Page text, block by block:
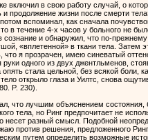
включил в свою работу случай, о
и продолжение жизни после смерти
вспоминал, как сначала
в течение 4-х часов у больного не
сознание и обнаружил, что по-
«вплетенной» в ткани тела. Затем
что я прозрачен, имею синеватый
руки одного из двух джентльменов,
опять стала цельной, без всякой боли,
тело открыло глаза и Уилтс, снова
P. 230).
что лучшим объяснением состояния,
тела, но Ринг предпочитает не
несет разный смысл. Подобной
против решения, предложенного
путем определить возможные